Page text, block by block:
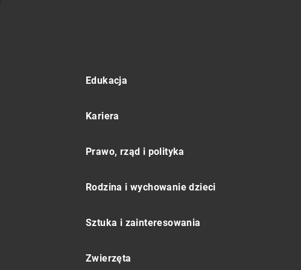
Edukacja
Kariera
Prawo, rząd i polityka
Rodzina i wychowanie dzieci
Sztuka i zainteresowania
Zwierzęta